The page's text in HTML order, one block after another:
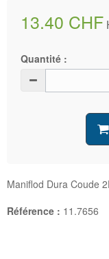
13.40 CHF
Quantité :
Maniflod Dura Coude
Référence : 11.7656